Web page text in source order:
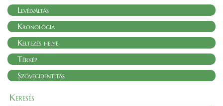
Levélváltás
Kronológia
Keltezés helye
Térkép
Szövegidentitás
Keresés